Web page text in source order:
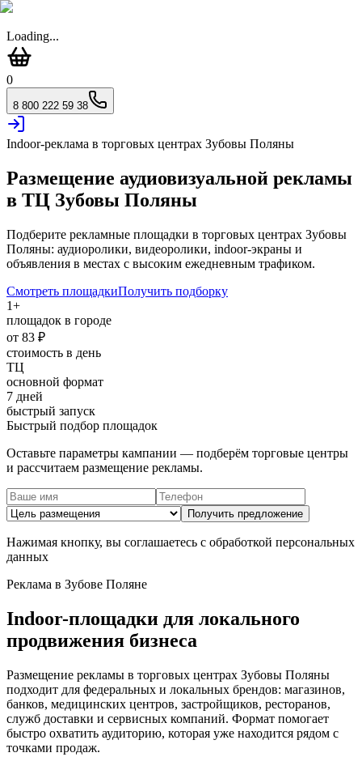
Loading...
0
8 800 222 59 38
Indoor-реклама в торговых центрах Зубовы Поляны
Размещение аудиовизуальной рекламы
в ТЦ Зубовы Поляны
Подберите рекламные площадки в торговых центрах Зубовы
Поляны: аудиоролики, видеоролики, indoor-экраны и
объявления в местах с высоким ежедневным трафиком.
Смотреть площадкиПолучить подборку
1+
площадок в городе
от 83 ₽
стоимость в день
ТЦ
основной формат
7 дней
быстрый запуск
Быстрый подбор площадок
Оставьте параметры кампании — подберём торговые центры
и рассчитаем размещение рекламы.
Получить предложение
Нажимая кнопку, вы соглашаетесь с обработкой персональных
данных
Реклама в Зубове Поляне
Indoor-площадки для локального
продвижения бизнеса
Размещение рекламы в торговых центрах Зубовы Поляны
подходит для федеральных и локальных брендов: магазинов,
банков, медицинских центров, застройщиков, ресторанов,
служб доставки и сервисных компаний. Формат помогает
быстро охватить аудиторию, которая уже находится рядом с
точками продаж.